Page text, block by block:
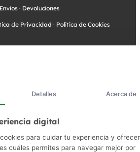
Envíos · Devoluciones
de Privacidad · Política de Cookies
Detalles Acerca de
digital
para cuidar tu experiencia y
cuáles permites para navegar mejor por